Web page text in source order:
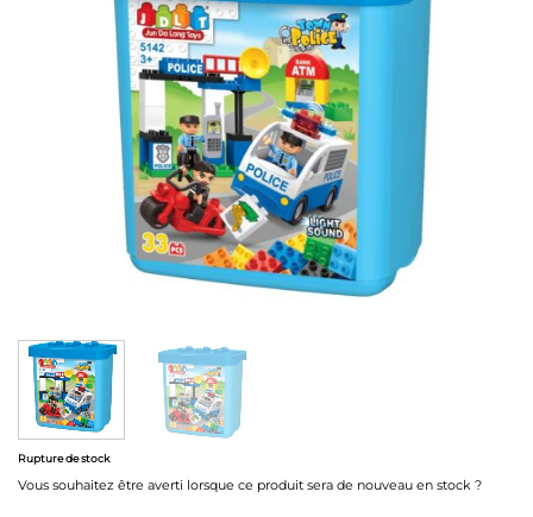
Rupture de stock
Vous souhaitez être averti lorsque ce produit sera de nouveau en stock ?